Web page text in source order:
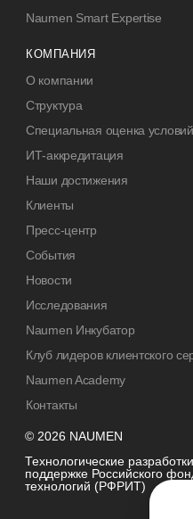
© 2026 NAUMEN
Технологические
поддержке Российского
технологий (РФРИТ)
Naumen Smart Expertise
КОМПАНИЯ
О компании
Структура
Специальная оценка
ИТ-аккредитация
Наши достижения
Клиенты
Пресс-центр
События
Новости
Исследования
Naumen Инкубатор
Клуб лидеров клиентского
Naumen Academy
Контакты